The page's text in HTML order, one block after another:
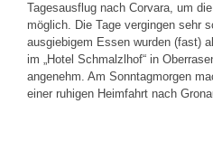
Tagesausflug nach Corvara, um
möglich. Die Tage vergingen sehr
ausgiebigem Essen wurden (fast)
im „Hotel Schmalzlhof“ in
angenehm. Am Sonntagmorgen
einer ruhigen Heimfahrt nach